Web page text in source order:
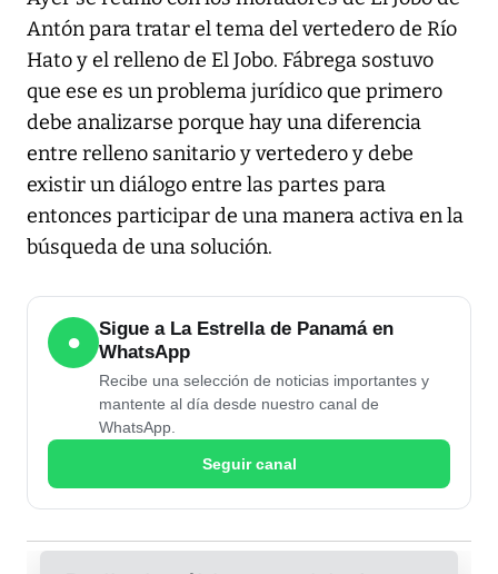
Antón para tratar el tema del vertedero de Río
Hato y el relleno de El Jobo. Fábrega sostuvo
que ese es un problema jurídico que primero
debe analizarse porque hay una diferencia
entre relleno sanitario y vertedero y debe
existir un diálogo entre las partes para
entonces participar de una manera activa en la
búsqueda de una solución.
●
Sigue a La Estrella de Panamá en
WhatsApp
Recibe una selección de noticias importantes y
mantente al día desde nuestro canal de
WhatsApp.
Seguir canal